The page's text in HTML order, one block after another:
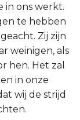
in ons werkt.
te hebben
Zij zijn
weinigen, als
hen. Het zal
in onze
wij de strijd